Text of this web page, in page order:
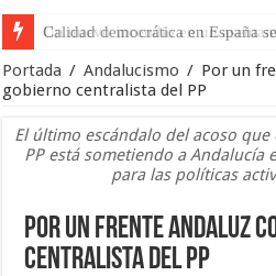
Calidad democrática en España
Portada / Andalucismo / Por un
gobierno centralista del PP
El último escándalo del acoso
PP está sometiendo a Andalucía
para las políticas
Por un frente andaluz
centralista del PP